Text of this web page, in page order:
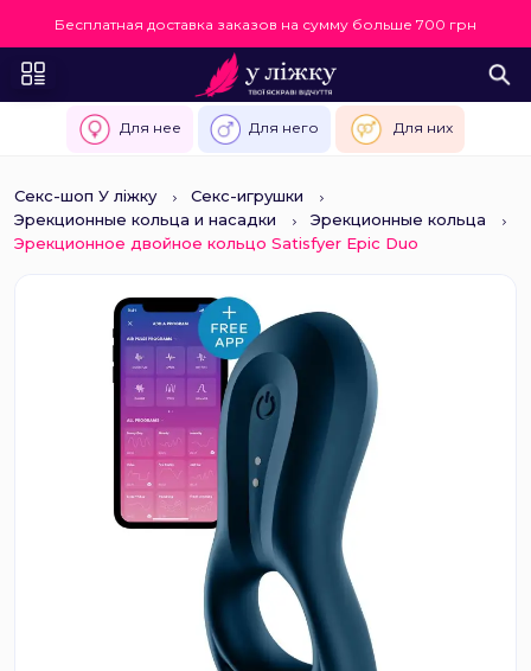
Бесплатная доставка заказов на сумму больше 700 грн
Для нее Для него Для них
Секс-шоп У ліжку
Секс-игрушки
Эрекционные кольца и насадки
Эрекционные кольца
Эрекционное двойное кольцо Satisfyer Epic Duo